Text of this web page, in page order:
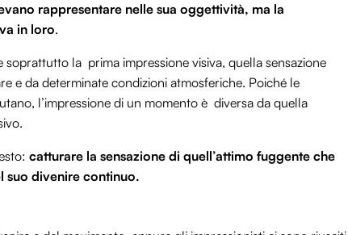
rappresentare nelle sua oggettività, ma la
in loro.
soprattutto la prima impressione visiva, quella sensazione
e da determinate condizioni atmosferiche. Poiché le
l’impressione di un momento è diversa da quella
catturare la sensazione di quell’attimo fuggente che
suo divenire continuo.